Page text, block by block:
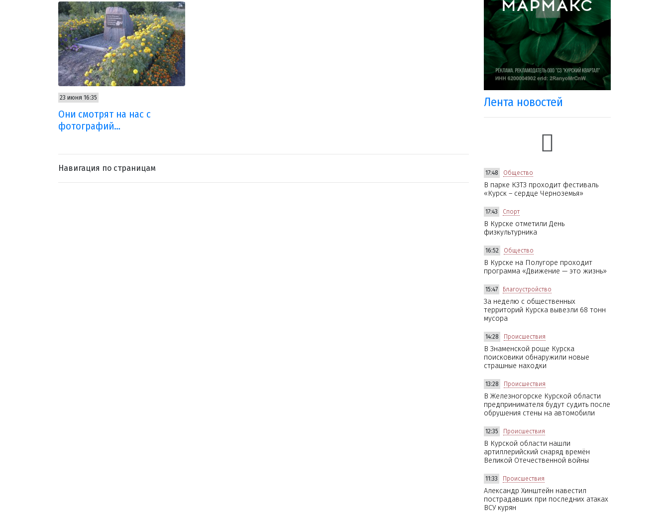
23 июня 16:35
Они смотрят на нас с
фотографий…
Навигация по страницам
Лента новостей
17:48 Общество
В парке КЗТЗ проходит фестиваль
«Курск – сердце Черноземья»
17:43 Спорт
В Курске отметили День
физкультурника
16:52 Общество
В Курске на Полугоре проходит
программа «Движение — это жизнь»
15:47 Благоустройство
За неделю с общественных
территорий Курска вывезли 68 тонн
мусора
14:28 Происшествия
В Знаменской роще Курска
поисковики обнаружили новые
страшные находки
13:28 Происшествия
В Железногорске Курской области
предпринимателя будут судить после
обрушения стены на автомобили
12:35 Происшествия
В Курской области нашли
артиллерийский снаряд времён
Великой Отечественной войны
11:33 Происшествия
Александр Хинштейн навестил
пострадавших при последних атаках
ВСУ курян